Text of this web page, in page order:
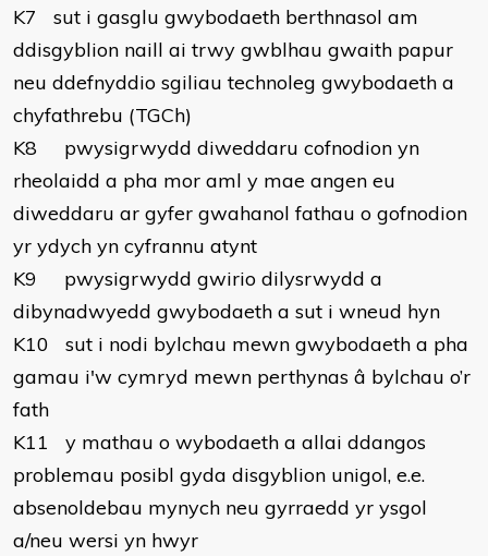
K7 sut i gasglu gwybodaeth berthnasol am
ddisgyblion naill ai trwy gwblhau gwaith papur
neu ddefnyddio sgiliau technoleg gwybodaeth a
chyfathrebu (TGCh)
K8 pwysigrwydd diweddaru cofnodion yn
rheolaidd a pha mor aml y mae angen eu
diweddaru ar gyfer gwahanol fathau o gofnodion
yr ydych yn cyfrannu atynt
K9 pwysigrwydd gwirio dilysrwydd a
dibynadwyedd gwybodaeth a sut i wneud hyn
K10 sut i nodi bylchau mewn gwybodaeth a pha
gamau i'w cymryd mewn perthynas â bylchau o’r
fath
K11 y mathau o wybodaeth a allai ddangos
problemau posibl gyda disgyblion unigol, e.e.
absenoldebau mynych neu gyrraedd yr ysgol
a/neu wersi yn hwyr